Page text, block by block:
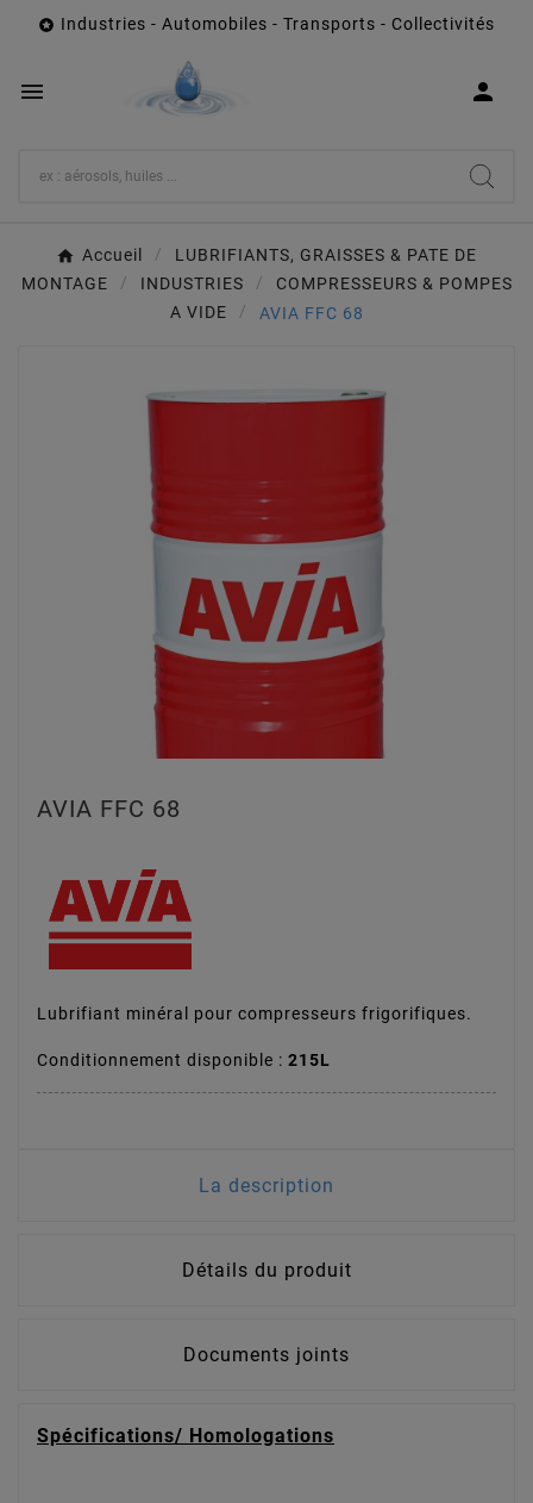
 Industries - Automobiles - Transports - Collectivités
 
Accueil
LUBRIFIANTS, GRAISSES & PATE DE
MONTAGE
INDUSTRIES
COMPRESSEURS & POMPES
A VIDE
AVIA FFC 68
AVIA FFC 68
Lubrifiant minéral pour compresseurs frigorifiques.
Conditionnement disponible : 215L
La description
Détails du produit
Documents joints
Spécifications/ Homologations